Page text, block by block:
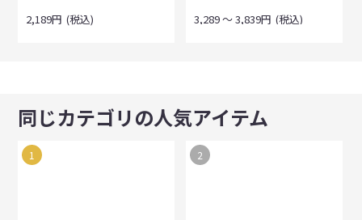
2,189円 (税込) 3,289～3,839円 (税込)
同じカテゴリの人気アイテム
1 2